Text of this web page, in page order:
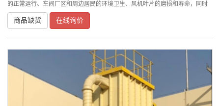
的正常运行、车间厂区和周边居民的环境卫生、风机叶片的磨损和寿命，同时
还涉及有经济价值物料的回收利用问题。因此，必须正确地设计、选择与使用
除尘器。选择除尘器时必须全面考虑一次
商品缺货 在线询价